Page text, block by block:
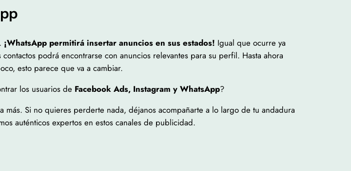
¡WhatsApp permitirá insertar anuncios en sus estados! Igual que ocurre ya
podrá encontrarse con anuncios relevantes para su perfil. Hasta ahora
esto parece que va a cambiar.
los usuarios de Facebook Ads, Instagram y WhatsApp?
Si no quieres perderte nada, déjanos acompañarte a lo largo de tu andadura
auténticos expertos en estos canales de publicidad.